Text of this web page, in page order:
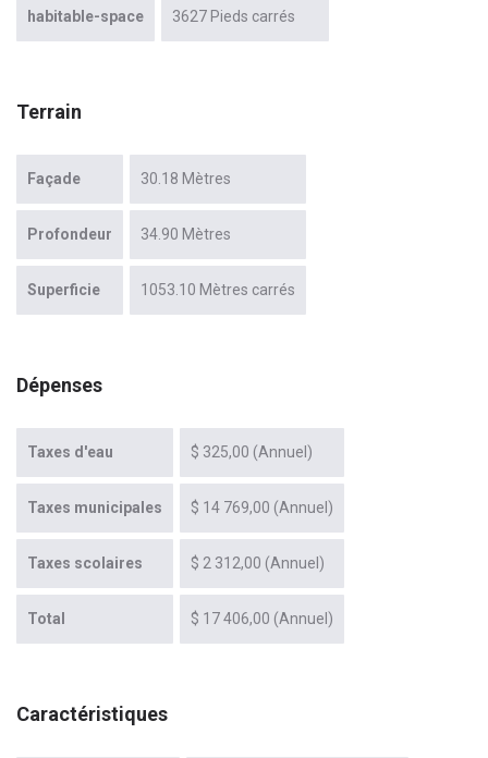
habitable-space 3627 Pieds carrés
Terrain
Façade 30.18 Mètres
Profondeur 34.90 Mètres
Superficie 1053.10 Mètres carrés
Dépenses
Taxes d'eau $ 325,00 (Annuel)
Taxes municipales $ 14 769,00 (Annuel)
Taxes scolaires $ 2 312,00 (Annuel)
Total $ 17 406,00 (Annuel)
Caractéristiques